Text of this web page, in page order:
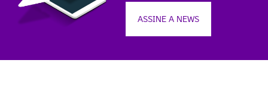
ASSINE A NEWS